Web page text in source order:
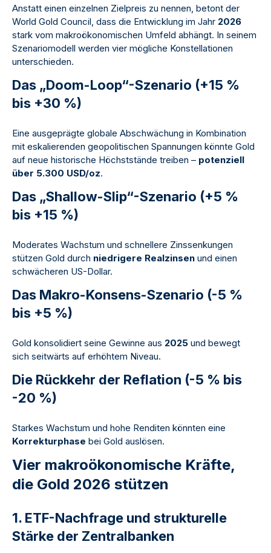
Anstatt einen einzelnen Zielpreis zu nennen, betont der
World Gold Council, dass die Entwicklung im Jahr 2026
stark vom makroökonomischen Umfeld abhängt. In seinem
Szenariomodell werden vier mögliche Konstellationen
unterschieden.
Das „Doom-Loop“-Szenario (+15 %
bis +30 %)
Eine ausgeprägte globale Abschwächung in Kombination
mit eskalierenden geopolitischen Spannungen könnte Gold
auf neue historische Höchststände treiben – potenziell
über 5.300 USD/oz.
Das „Shallow-Slip“-Szenario (+5 %
bis +15 %)
Moderates Wachstum und schnellere Zinssenkungen
stützen Gold durch niedrigere Realzinsen und einen
schwächeren US-Dollar.
Das Makro-Konsens-Szenario (-5 %
bis +5 %)
Gold konsolidiert seine Gewinne aus 2025 und bewegt
sich seitwärts auf erhöhtem Niveau.
Die Rückkehr der Reflation (-5 % bis
-20 %)
Starkes Wachstum und hohe Renditen könnten eine
Korrekturphase bei Gold auslösen.
Vier makroökonomische Kräfte,
die Gold 2026 stützen
1. ETF-Nachfrage und strukturelle
Stärke der Zentralbanken